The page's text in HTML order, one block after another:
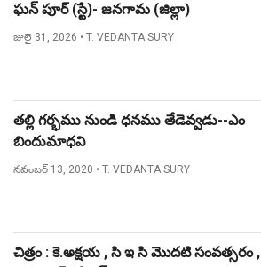
ఘన్ పూర్ (స్టే)- జనగామ (జిల్లా)
జులై 31, 2026 • T. VEDANTA SURY
తల్లి గర్భము నుండి ధనము తేడెవ్వడు--ఎం
బిందుమాధవి
నవంబర్ 13, 2020 • T. VEDANTA SURY
చిత్రం : కె.అక్షయ , సి ఇ సి మొదటి సంవత్సరం ,